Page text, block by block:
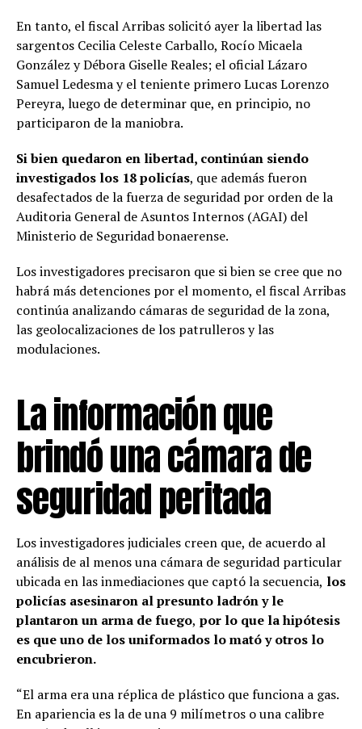
En tanto, el fiscal Arribas solicitó ayer la libertad las
sargentos Cecilia Celeste Carballo, Rocío Micaela
González y Débora Giselle Reales; el oficial Lázaro
Samuel Ledesma y el teniente primero Lucas Lorenzo
Pereyra, luego de determinar que, en principio, no
participaron de la maniobra.
Si bien quedaron en libertad, continúan siendo
investigados los 18 policías, que además fueron
desafectados de la fuerza de seguridad por orden de la
Auditoria General de Asuntos Internos (AGAI) del
Ministerio de Seguridad bonaerense.
Los investigadores precisaron que si bien se cree que no
habrá más detenciones por el momento, el fiscal Arribas
continúa analizando cámaras de seguridad de la zona,
las geolocalizaciones de los patrulleros y las
modulaciones.
La información que
brindó una cámara de
seguridad peritada
Los investigadores judiciales creen que, de acuerdo al
análisis de al menos una cámara de seguridad particular
ubicada en las inmediaciones que captó la secuencia, los
policías asesinaron al presunto ladrón y le
plantaron un arma de fuego, por lo que la hipótesis
es que uno de los uniformados lo mató y otros lo
encubrieron.
“El arma era una réplica de plástico que funciona a gas.
En apariencia es la de una 9 milímetros o una calibre